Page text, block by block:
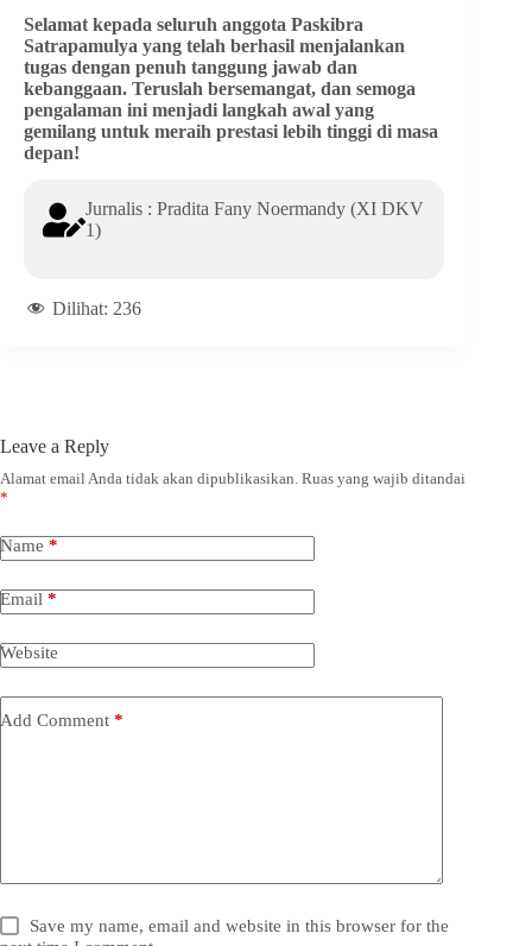
Selamat kepada seluruh anggota Paskibra
Satrapamulya yang telah berhasil menjalankan
tugas dengan penuh tanggung jawab dan
kebanggaan. Teruslah bersemangat, dan semoga
pengalaman ini menjadi langkah awal yang
gemilang untuk meraih prestasi lebih tinggi di masa
depan!
Jurnalis : Pradita Fany Noermandy (XI DKV
1)
Dilihat: 236
Leave a Reply
Alamat email Anda tidak akan dipublikasikan. Ruas yang wajib ditandai
*
Name *
Email *
Website
Add Comment *
Save my name, email and website in this browser for the